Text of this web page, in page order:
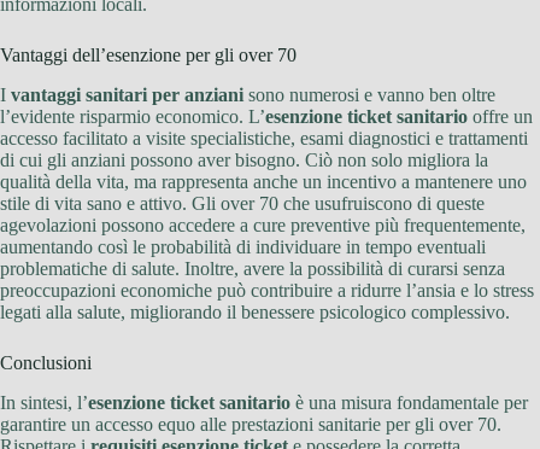
informazioni locali.
Vantaggi dell’esenzione per gli over 70
I vantaggi sanitari per anziani sono numerosi e vanno ben oltre
l’evidente risparmio economico. L’esenzione ticket sanitario offre un
accesso facilitato a visite specialistiche, esami diagnostici e trattamenti
di cui gli anziani possono aver bisogno. Ciò non solo migliora la
qualità della vita, ma rappresenta anche un incentivo a mantenere uno
stile di vita sano e attivo. Gli over 70 che usufruiscono di queste
agevolazioni possono accedere a cure preventive più frequentemente,
aumentando così le probabilità di individuare in tempo eventuali
problematiche di salute. Inoltre, avere la possibilità di curarsi senza
preoccupazioni economiche può contribuire a ridurre l’ansia e lo stress
legati alla salute, migliorando il benessere psicologico complessivo.
Conclusioni
In sintesi, l’esenzione ticket sanitario è una misura fondamentale per
garantire un accesso equo alle prestazioni sanitarie per gli over 70.